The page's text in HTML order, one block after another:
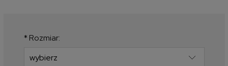
* Rozmiar: